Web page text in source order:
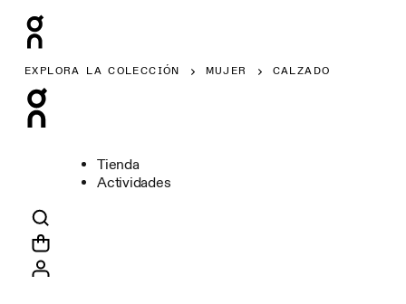
EXPLORA LA COLECCIÓN MUJER CALZADO
Tienda
Actividades